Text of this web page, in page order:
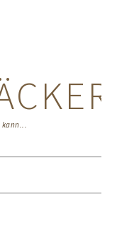
kann...